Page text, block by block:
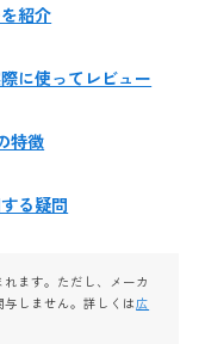
紹介
に使ってレビュー
特徴
る疑問
ます。ただし、メーカ
しません。詳しくは広